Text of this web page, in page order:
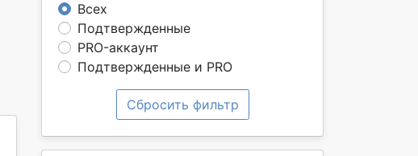
Всех
Подтвержденные
PRO-аккаунт
Подтвержденные и PRO
Сбросить фильтр